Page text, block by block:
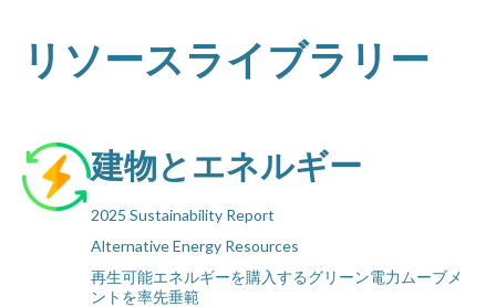
リソースライブラリー
建物とエネルギー
2025 Sustainability Report
Alternative Energy Resources
再生可能エネルギーを購入するグリーン電力ムーブメ
ントを率先垂範